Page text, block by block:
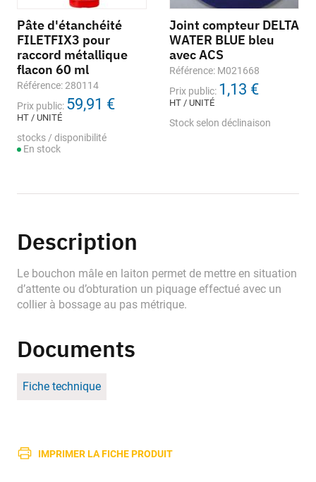
Pâte d'étanchéité
FILETFIX3 pour
raccord métallique
flacon 60 ml
Référence: 280114
Prix public: 59,91 €
HT / UNITÉ
stocks / disponibilité
En stock
Joint compteur DELTA
WATER BLUE bleu
avec ACS
Référence: M021668
Prix public: 1,13 €
HT / UNITÉ
Stock selon déclinaison
Description
Le bouchon mâle en laiton permet de mettre en situation
d’attente ou d’obturation un piquage effectué avec un
collier à bossage au pas métrique.
Documents
Fiche technique
IMPRIMER LA FICHE PRODUIT